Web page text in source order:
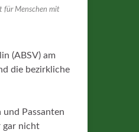
für Menschen mit
(ABSV) am
die bezirkliche
Passanten
gar nicht